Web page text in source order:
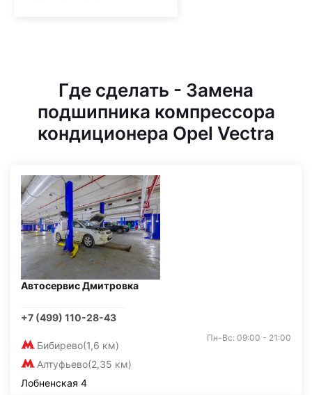
Где сделать - Замена
подшипника компрессора
кондиционера Opel Vectra
Автосервис Дмитровка
+7 (499) 110-28-43
Бибирево(1,6 км)
Алтуфьево(2,35 км)
Пн-Вс: 09:00 - 21:00
Лобненская 4